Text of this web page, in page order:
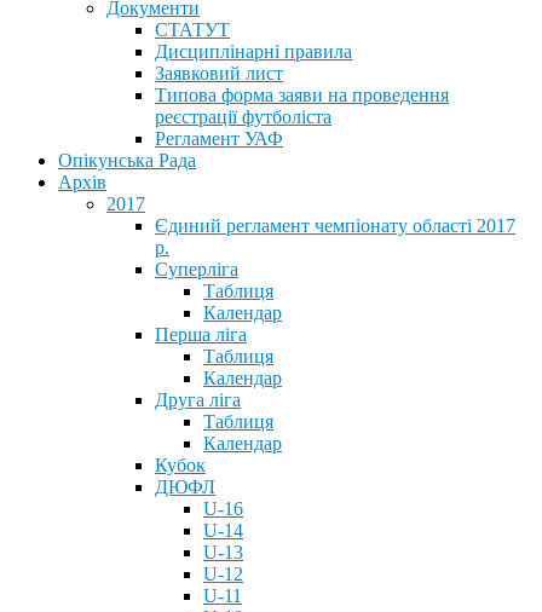
Документи
СТАТУТ
Дисциплінарні правила
Заявковий лист
Типова форма заяви на проведення
реєстрації футболіста
Регламент УАФ
Опікунська Рада
Архів
2017
Єдиний регламент чемпіонату області 2017
р.
Суперліга
Таблиця
Календар
Перша ліга
Таблиця
Календар
Друга ліга
Таблиця
Календар
Кубок
ДЮФЛ
U-16
U-14
U-13
U-12
U-11